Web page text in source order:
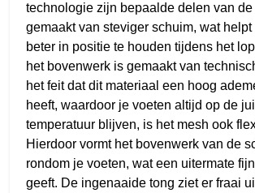
technologie zijn bepaalde delen van de
gemaakt van steviger schuim, wat helpt
beter in positie te houden tijdens het
het bovenwerk is gemaakt van
het feit dat dit materiaal een hoog
heeft, waardoor je voeten altijd op de
temperatuur blijven, is het mesh ook
Hierdoor vormt het bovenwerk van de
rondom je voeten, wat een uitermate
geeft. De ingenaaide tong ziet er fraai